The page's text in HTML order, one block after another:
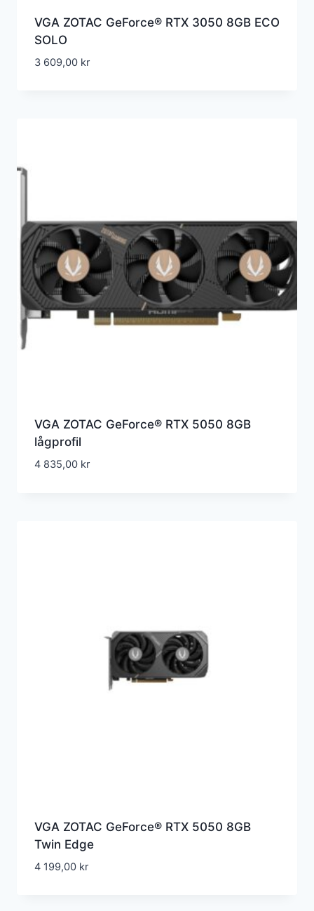
VGA ZOTAC GeForce® RTX 3050 8GB ECO
SOLO
3 609,00 kr
VGA ZOTAC GeForce® RTX 5050 8GB
lågprofil
4 835,00 kr
VGA ZOTAC GeForce® RTX 5050 8GB
Twin Edge
4 199,00 kr